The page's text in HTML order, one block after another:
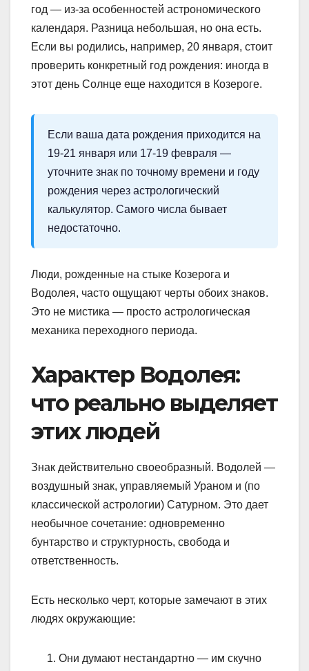
год — из-за особенностей астрономического
календаря. Разница небольшая, но она есть.
Если вы родились, например, 20 января, стоит
проверить конкретный год рождения: иногда в
этот день Солнце еще находится в Козероге.
Если ваша дата рождения приходится на
19-21 января или 17-19 февраля —
уточните знак по точному времени и году
рождения через астрологический
калькулятор. Самого числа бывает
недостаточно.
Люди, рожденные на стыке Козерога и
Водолея, часто ощущают черты обоих знаков.
Это не мистика — просто астрологическая
механика переходного периода.
Характер Водолея:
что реально выделяет
этих людей
Знак действительно своеобразный. Водолей —
воздушный знак, управляемый Ураном и (по
классической астрологии) Сатурном. Это дает
необычное сочетание: одновременно
бунтарство и структурность, свобода и
ответственность.
Есть несколько черт, которые замечают в этих
людях окружающие:
Они думают нестандартно — им скучно